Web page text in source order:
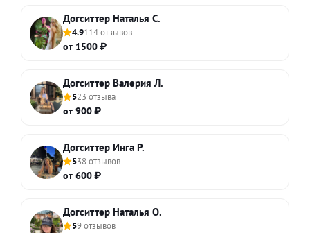
Догситтер Наталья С.
4.9114 отзывов
от 1500 ₽
Догситтер Валерия Л.
523 отзыва
от 900 ₽
Догситтер Инга Р.
538 отзывов
от 600 ₽
Догситтер Наталья О.
59 отзывов